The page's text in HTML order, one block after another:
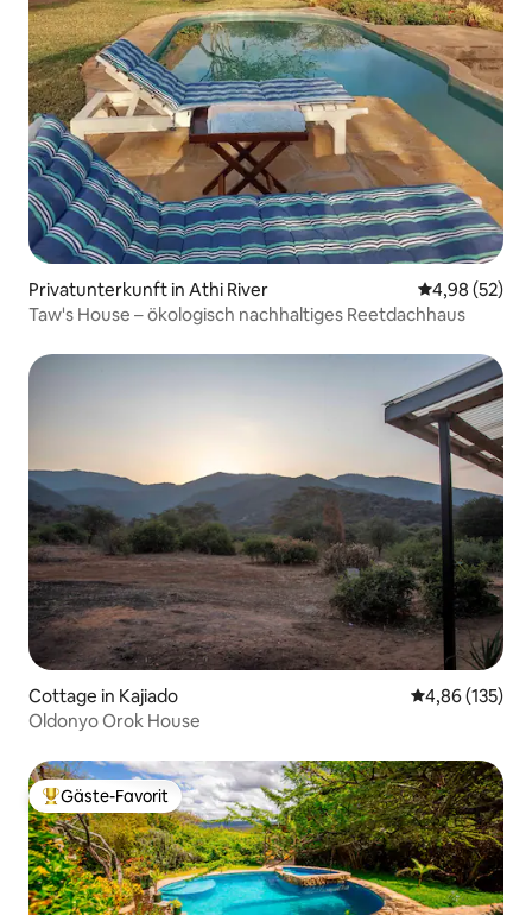
Privatunterkunft in Athi River
4,98 (52)
Taw's House – ökologisch nachhaltiges Reetdachhaus
Cottage in Kajiado
4,86 (135)
Oldonyo Orok House
Beliebter Gäste-Favorit.
Gäste-Favorit